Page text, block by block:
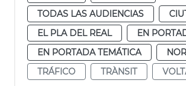
TODAS LAS AUDIENCIAS
EL PLA DEL REAL
EN
EN PORTADA TEMÁTICA
TRÁFICO
TRÀNSIT